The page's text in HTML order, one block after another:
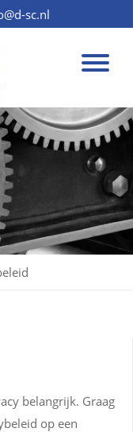
sc.nl
belangrijk. Graag
op een